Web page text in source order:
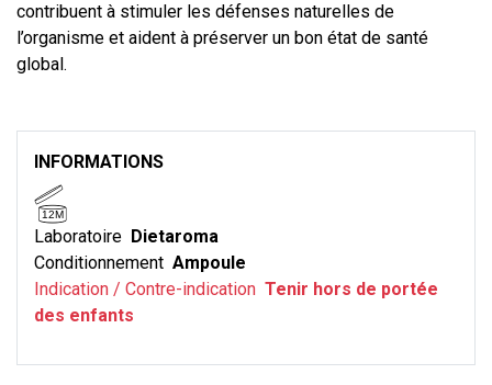
contribuent à stimuler les défenses naturelles de
l’organisme et aident à préserver un bon état de santé
global.
INFORMATIONS
12M
Laboratoire Dietaroma
Conditionnement Ampoule
Indication / Contre-indication Tenir hors de portée
des enfants